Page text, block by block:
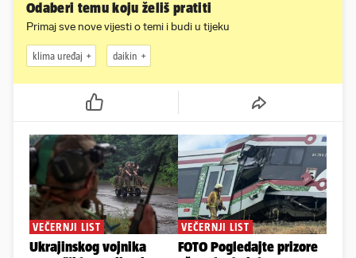
Odaberi temu koju želiš pratiti
Primaj sve nove vijesti o temi i budi u tijeku
klima uređaj daikin